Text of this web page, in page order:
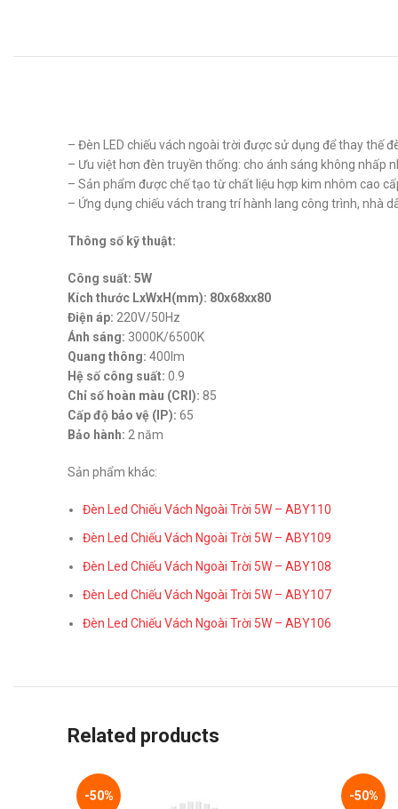
– Đèn LED chiếu vách ngoài trời được sử dụng để thay thế
– Ưu việt hơn đèn truyền thống: cho ánh sáng không nhấp
– Sản phẩm được chế tạo từ chất liệu hợp kim nhôm cao
– Ứng dụng chiếu vách trang trí hành lang công trình, nhà
Thông số kỹ thuật:
Công suất: 5W
Kích thước LxWxH(mm): 80x68xx80
Điện áp: 220V/50Hz
Ánh sáng: 3000K/6500K
Quang thông: 400lm
Hệ số công suất: 0.9
Chỉ số hoàn màu (CRI): 85
Cấp độ bảo vệ (IP): 65
Bảo hành: 2 năm
Sản phẩm khác:
Đèn Led Chiếu Vách Ngoài Trời 5W – ABY110
Đèn Led Chiếu Vách Ngoài Trời 5W – ABY109
Đèn Led Chiếu Vách Ngoài Trời 5W – ABY108
Đèn Led Chiếu Vách Ngoài Trời 5W – ABY107
Đèn Led Chiếu Vách Ngoài Trời 5W – ABY106
Related products
-50% -50%